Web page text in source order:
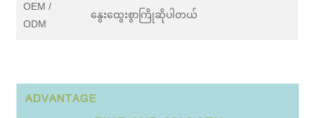
OEM /
ODM
နွေးထွေးစွာကြိုဆိုပါတယ်